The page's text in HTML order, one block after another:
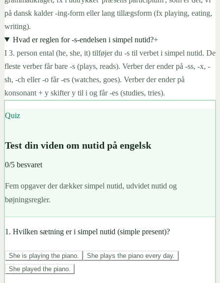
på dansk kalder -ing-form eller lang tillægsform (fx playing, eating,
writing).
Hvad er reglen for -s-endelsen i simpel nutid?+
I 3. person ental (he, she, it) tilføjer du -s til verbet i simpel nutid. De
fleste verber får bare -s (plays, reads). Verber der ender på -ss, -x, -
sh, -ch eller -o får -es (watches, goes). Verber der ender på
konsonant + y skifter y til i og får -es (studies, tries).
Quiz
Test din viden om nutid på engelsk
0/5 besvaret
Fem opgaver der dækker simpel nutid, udvidet nutid og
bøjningsregler.
1 . Hvilken sætning er i simpel nutid (simple present)?
She is playing the piano.
She plays the piano every day.
She played the piano.